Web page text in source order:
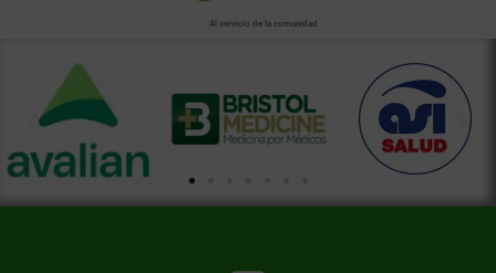
Al servicio de la comunidad